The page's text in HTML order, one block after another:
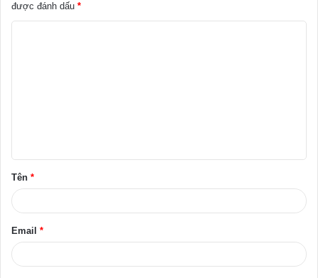
được đánh dấu *
ậ
n
Tên *
Email *